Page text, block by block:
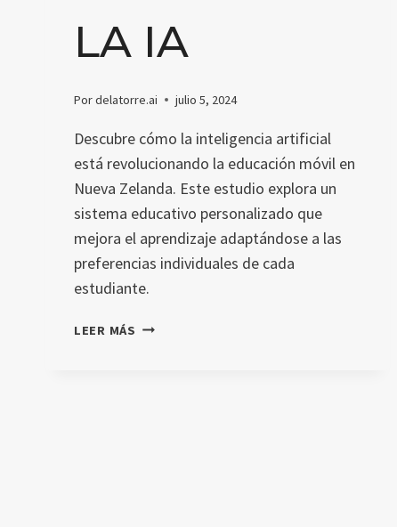
LA IA
Pordelatorre.ai julio 5, 2024
Descubre cómo la inteligencia artificial
está revolucionando la educación móvil en
Nueva Zelanda. Este estudio explora un
sistema educativo personalizado que
mejora el aprendizaje adaptándose a las
preferencias individuales de cada
estudiante.
LEER MÁS IMPULSO